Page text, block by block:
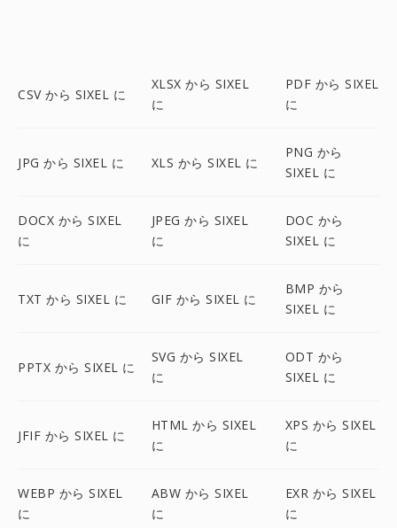
CSV から SIXEL に
XLSX から SIXEL
に
PDF から SIXEL
に
JPG から SIXEL に XLS から SIXEL に
PNG から
SIXEL に
DOCX から SIXEL
に
JPEG から SIXEL
に
DOC から
SIXEL に
TXT から SIXEL に GIF から SIXEL に
BMP から
SIXEL に
PPTX から SIXEL に
SVG から SIXEL
に
ODT から
SIXEL に
JFIF から SIXEL に
HTML から SIXEL
に
XPS から SIXEL
に
WEBP から SIXEL
に
ABW から SIXEL
に
EXR から SIXEL
に